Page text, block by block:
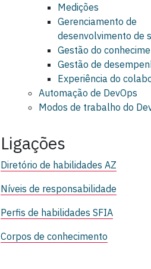
Medições
Gerenciamento de
desenvolvimento de
Gestão do
Gestão de
Experiência do
Automação de DevOps
Modos de trabalho do
Ligações
Diretório de habilidades AZ
Níveis de responsabilidade
Perfis de habilidades SFIA
Corpos de conhecimento